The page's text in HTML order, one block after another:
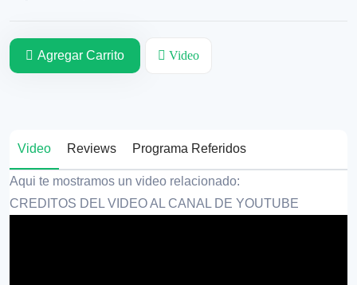
Agregar Carrito Video
Video Reviews Programa Referidos
Aqui te mostramos un video relacionado:
CREDITOS DEL VIDEO AL CANAL DE YOUTUBE